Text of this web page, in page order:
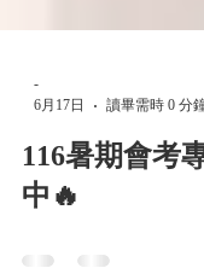
6月17日
讀畢需時 0 分
116暑期會考
中🔥